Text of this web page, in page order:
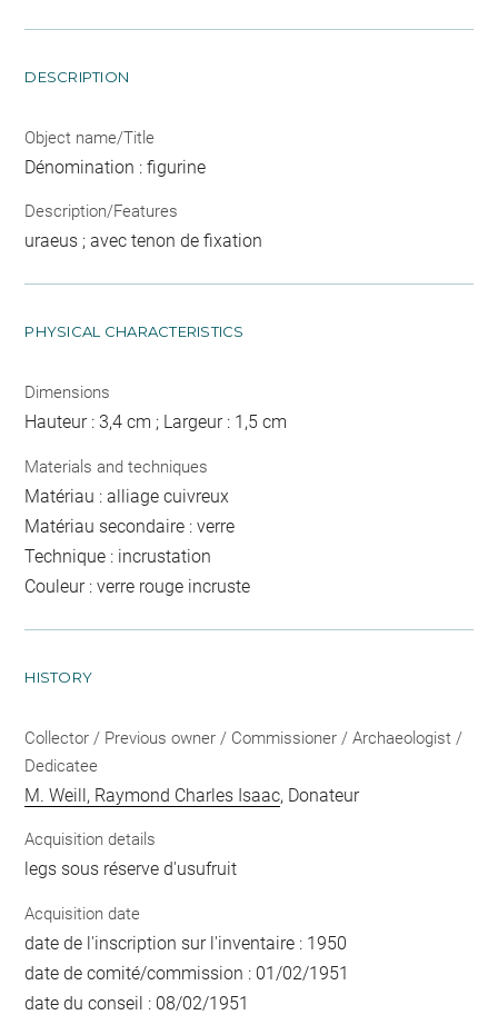
DESCRIPTION
Object name/Title
Dénomination : figurine
Description/Features
uraeus ; avec tenon de fixation
PHYSICAL CHARACTERISTICS
Dimensions
Hauteur : 3,4 cm ; Largeur : 1,5 cm
Materials and techniques
Matériau : alliage cuivreux
Matériau secondaire : verre
Technique : incrustation
Couleur : verre rouge incruste
HISTORY
Collector / Previous owner / Commissioner / Archaeologist /
Dedicatee
M. Weill, Raymond Charles Isaac, Donateur
Acquisition details
legs sous réserve d'usufruit
Acquisition date
date de l'inscription sur l'inventaire : 1950
date de comité/commission : 01/02/1951
date du conseil : 08/02/1951